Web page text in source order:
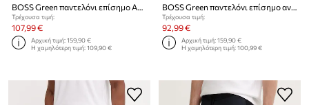
BOSS Green παντελόνι επίσημο Ανδρικό JT_TOC Spin Long
Τρέχουσα τιμή:
107,99 €
Αρχική τιμή:159,90 €
Η χαμηλότερη τιμή:109,90 €
BOSS Green παντελόνι επίσημο ανδρικό JT_TOC Spin Long
Τρέχουσα τιμή:
92,99 €
Αρχική τιμή:159,90 €
Η χαμηλότερη τιμή:100,99 €